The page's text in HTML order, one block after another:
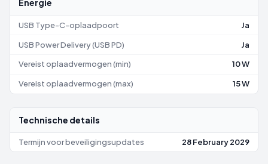
Energie
USB Type-C-oplaadpoort Ja
USB Power Delivery (USB PD) Ja
Vereist oplaadvermogen (min) 10 W
Vereist oplaadvermogen (max) 15 W
Technische details
Termijn voor beveiligingsupdates 28 February 2029